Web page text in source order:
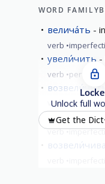
WORD FAMILY
велича́ть
verb
увели́чить
verb perfective
возвели́чить
verb
verb
Unlock full
Get the